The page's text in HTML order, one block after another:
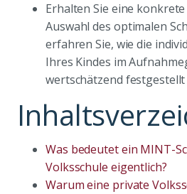
Erhalten Sie eine
Auswahl des optimalen
erfahren Sie, wie die
Ihres Kindes im
wertschätzend festgestellt
Was bedeutet ein MINT-
Volksschule eigentlich?
Warum eine private